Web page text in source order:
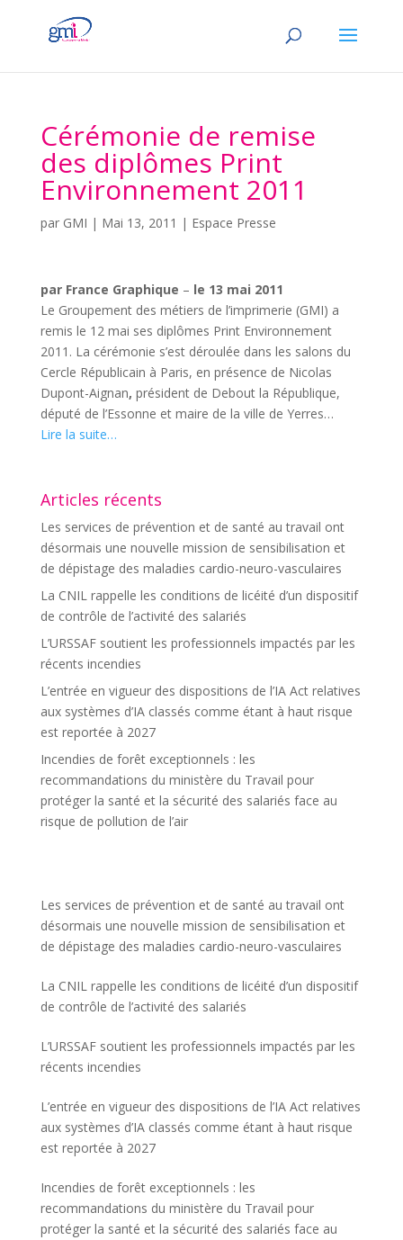
Cérémonie de remise
des diplômes Print
Environnement 2011
par GMI | Mai 13, 2011 | Espace Presse
par France Graphique – le 13 mai 2011
Le Groupement des métiers de l’imprimerie (GMI) a
remis le 12 mai ses diplômes Print Environnement
2011. La cérémonie s’est déroulée dans les salons du
Cercle Républicain à Paris, en présence de Nicolas
Dupont-Aignan, président de Debout la République,
député de l’Essonne et maire de la ville de Yerres…
Lire la suite…
Articles récents
Les services de prévention et de santé au travail ont
désormais une nouvelle mission de sensibilisation et
de dépistage des maladies cardio-neuro-vasculaires
La CNIL rappelle les conditions de licéité d’un dispositif
de contrôle de l’activité des salariés
L’URSSAF soutient les professionnels impactés par les
récents incendies
L’entrée en vigueur des dispositions de l’IA Act relatives
aux systèmes d’IA classés comme étant à haut risque
est reportée à 2027
Incendies de forêt exceptionnels : les
recommandations du ministère du Travail pour
protéger la santé et la sécurité des salariés face au
risque de pollution de l’air
Les services de prévention et de santé au travail ont
désormais une nouvelle mission de sensibilisation et
de dépistage des maladies cardio-neuro-vasculaires
La CNIL rappelle les conditions de licéité d’un dispositif
de contrôle de l’activité des salariés
L’URSSAF soutient les professionnels impactés par les
récents incendies
L’entrée en vigueur des dispositions de l’IA Act relatives
aux systèmes d’IA classés comme étant à haut risque
est reportée à 2027
Incendies de forêt exceptionnels : les
recommandations du ministère du Travail pour
protéger la santé et la sécurité des salariés face au